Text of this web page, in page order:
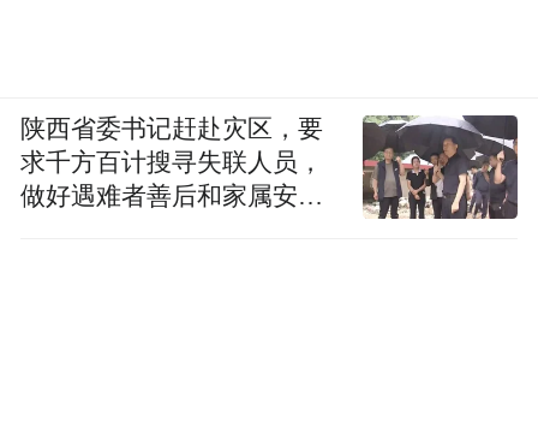
陕西省委书记赶赴灾区，要
求千方百计搜寻失联人员，
做好遇难者善后和家属安抚